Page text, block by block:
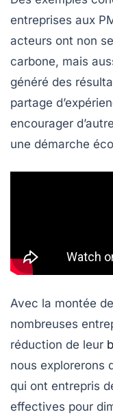
entreprises aux
acteurs ont non
carbone, mais
généré des
partage
encourager
une démarche
Avec la montée
nombreuses
réduction de leur
nous explorerons
qui ont entrepris
effectives pour